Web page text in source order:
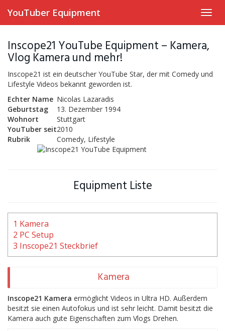
main
YouTuber Equipment
Inscope21 YouTube Equipment – Kamera,
Vlog Kamera und mehr!
Inscope21 ist ein deutscher YouTube Star, der mit Comedy und
Lifestyle Videos bekannt geworden ist.
Echter Name Nicolas Lazaradis
Geburtstag
13. Dezember 1994
Wohnort
Stuttgart
YouTuber seit2010
Rubrik
Comedy, Lifestyle
Equipment Liste
1 Kamera
2 PC Setup
3 Inscope21 Steckbrief
Kamera
Inscope21 Kamera ermöglicht Videos in Ultra HD. Außerdem
besitzt sie einen Autofokus und ist sehr leicht. Damit besitzt die
Kamera auch gute Eigenschaften zum Vlogs Drehen.